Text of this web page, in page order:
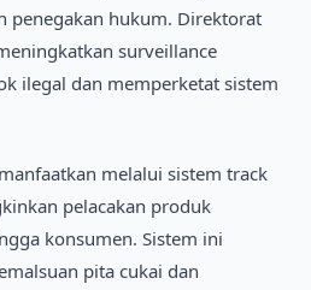
penegakan hukum. Direktorat
surveillance
ilegal dan memperketat sistem
melalui sistem track
pelacakan produk
konsumen. Sistem ini
pita cukai dan